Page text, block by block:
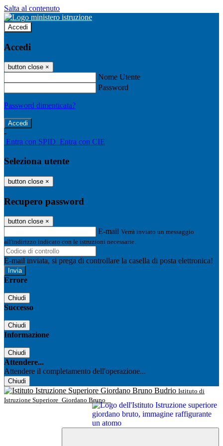
Salta al contenuto
Accedi
Accedi
button close ×
Nome Utente
Password
Password dimenticata?
-
Entra con SPID Entra con CIE
Seleziona utente
button close ×
Recupero password
button close ×
E-mail Verrà inviato un messaggio
all'indirizzo indicato con le istruzioni necessarie.
E-mail inviata, si prega di controllare la casella di posta elettronica!
Errore
Chiudi
Successo
Chiudi
Informazione
Chiudi
Attendere...
Attendere il completamento dell'operazione...
Chiudi
Istituto di
Istruzione Superiore Giordano Bruno